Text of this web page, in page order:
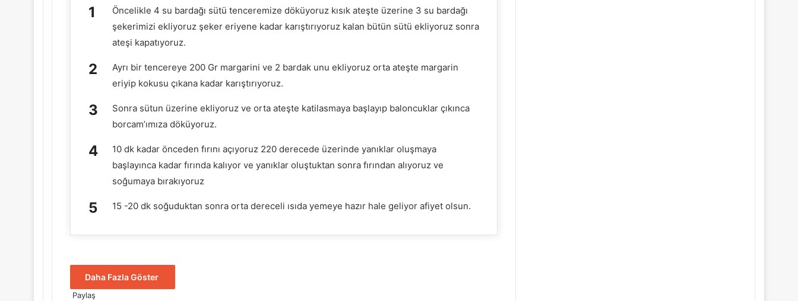
Öncelikle 4 su bardağı sütü tenceremize döküyoruz kısık ateşte üzerine 3 su bardağı
şekerimizi ekliyoruz şeker eriyene kadar karıştırıyoruz kalan bütün sütü ekliyoruz sonra
ateşi kapatıyoruz.
Ayrı bir tencereye 200 Gr margarini ve 2 bardak unu ekliyoruz orta ateşte margarin
eriyip kokusu çıkana kadar karıştırıyoruz.
Sonra sütun üzerine ekliyoruz ve orta ateşte katilasmaya başlayıp baloncuklar çıkınca
borcam’ımıza döküyoruz.
10 dk kadar önceden fırını açıyoruz 220 derecede üzerinde yanıklar oluşmaya
başlayınca kadar fırında kalıyor ve yanıklar oluştuktan sonra fırından alıyoruz ve
soğumaya bırakıyoruz
15 -20 dk soğuduktan sonra orta dereceli ısıda yemeye hazır hale geliyor afiyet olsun.
Daha Fazla Göster
Paylaş